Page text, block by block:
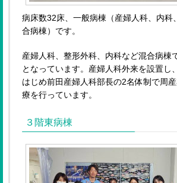
病床数32床、一般病棟（産婦人科、内科
合病棟）です。
産婦人科、整形外科、内科など混合病棟
となっています。産婦人科外来を設置し
はじめ前田産婦人科部長の2名体制で周
療を行っています。
３階東病棟